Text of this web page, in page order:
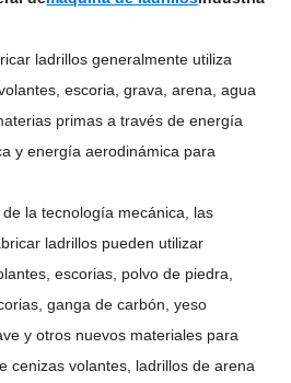
ladrillos generalmente utiliza
escoria, grava, arena, agua
primas a través de energía
y energía aerodinámica para
la tecnología mecánica, las
ladrillos pueden utilizar
escorias, polvo de piedra,
ganga de carbón, yeso
y otros nuevos materiales para
cenizas volantes, ladrillos de arena